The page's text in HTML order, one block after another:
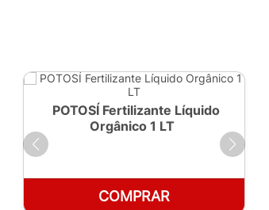
POTOSÍ Fertilizante Líquido
Orgânico 1 LT
COMPRAR